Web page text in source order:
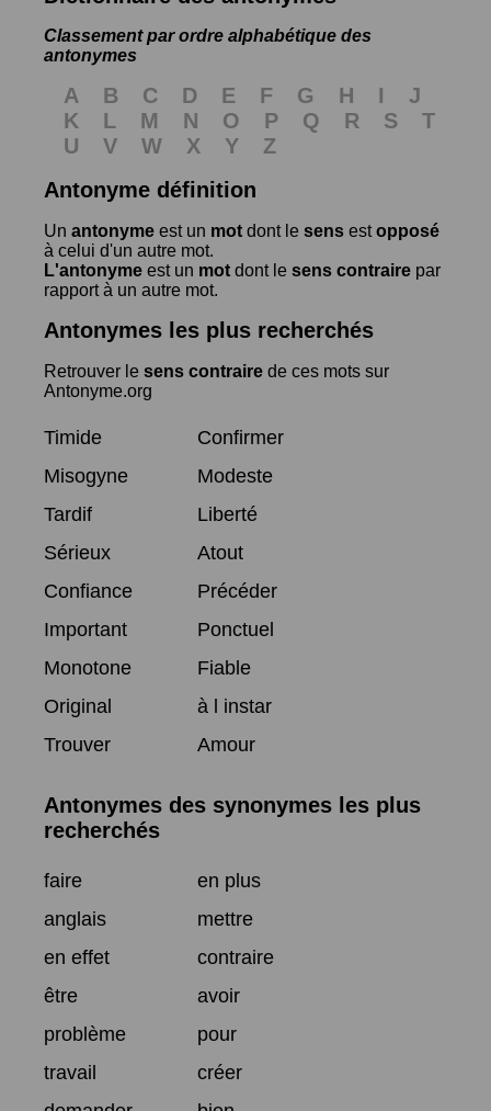
Classement par ordre alphabétique des
antonymes
A B C D E F G H I
J
K
L M N O P Q R S
T
U
V W X Y
Z
Antonyme définition
Un antonyme est un mot dont le sens estopposé
à celui d'un autre mot.
L'antonyme est un mot dont le sens contraire par
rapport à un autre mot.
Antonymes les plus recherchés
Retrouver le sens contraire de ces mots sur
Antonyme.org
Timide
Confirmer
Misogyne
Modeste
Tardif
Liberté
Sérieux
Atout
Confiance
Précéder
Important
Ponctuel
Monotone
Fiable
Original
à l instar
Trouver
Amour
Antonymes des synonymes les plus
recherchés
faire
en plus
anglais
mettre
en effet
contraire
être
avoir
problème
pour
travail
créer